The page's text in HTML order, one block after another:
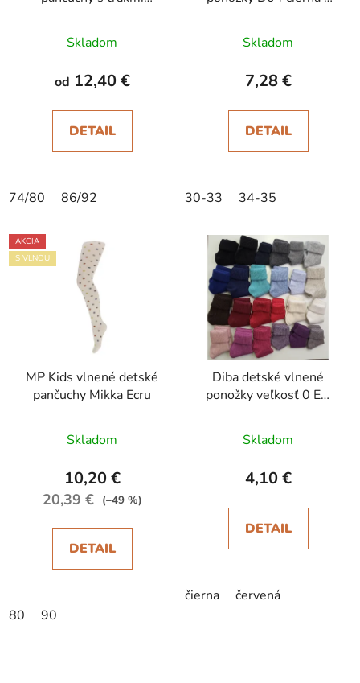
Skladom
od 12,40 €
DETAIL
74/80 86/92
Skladom
7,28 €
DETAIL
30-33 34-35
AKCIA
S VLNOU
MP Kids vlnené detské
pančuchy Mikka Ecru
Skladom
10,20 €
20,39 € (–49 %)
DETAIL
80 90
Diba detské vlnené
ponožky veľkosť 0 EU
Skladom
4,10 €
DETAIL
čierna červená